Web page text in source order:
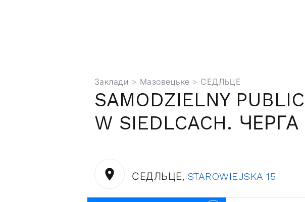
Заклади > Мазовецьке > СЕДЛЬЦЕ
SAMODZIELNY
W SIEDLCACH. ЧЕРГА
СЕДЛЬЦЕ, STAROWIEJSKA 15